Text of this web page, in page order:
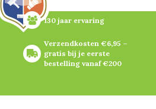
130 jaar ervaring
Verzendkosten €6,95 –
gratis bij je eerste
bestelling vanaf €200